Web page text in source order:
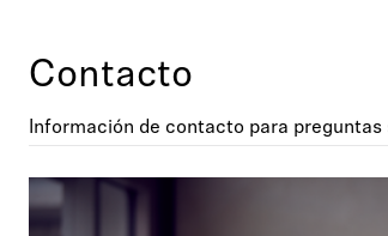
Contacto
Información de contacto para